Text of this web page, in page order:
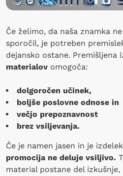
Če želimo, da naša znamka
sporočil, je potreben
dejansko ostane. Premišljena
materialov omogoča:
dolgoročen učinek,
boljše poslovne odnose in
večjo prepoznavnost
brez vsiljevanja.
Če je namen jasen in je
promocija ne deluje vsiljivo.
material postane del